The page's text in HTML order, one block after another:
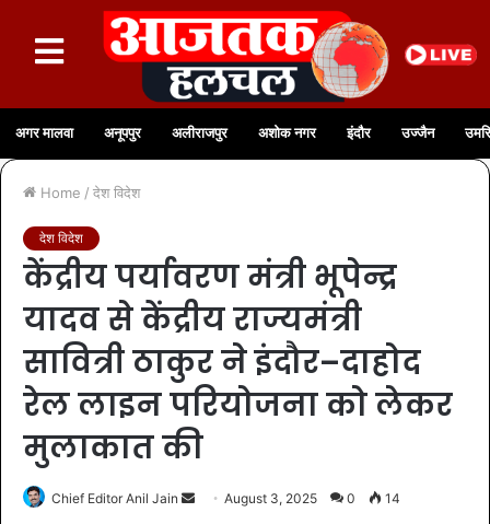
अगर मालवा अनूपपुर अलीराजपुर अशोक नगर इंदौर उज्जैन
Home / देश विदेश
देश विदेश
केंद्रीय पर्यावरण मंत्री भूपेन्द्र
यादव से केंद्रीय राज्यमंत्री
सावित्री ठाकुर ने इंदौर–दाहोद
रेल लाइन परियोजना को लेकर
मुलाकात की
Chief Editor Anil Jain August 3, 2025 0 14